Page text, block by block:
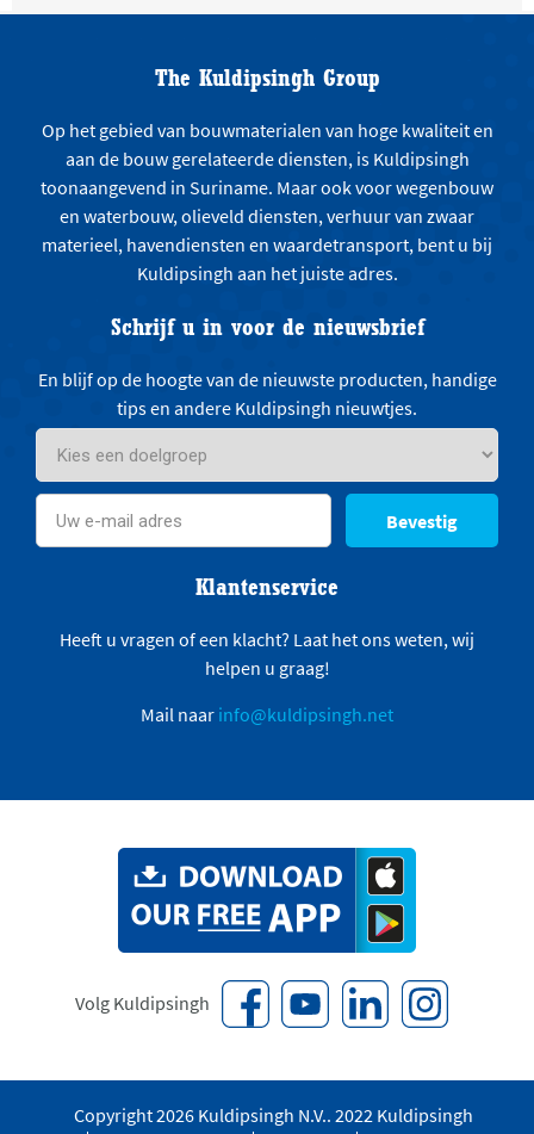
The Kuldipsingh Group
Op het gebied van bouwmaterialen van hoge kwaliteit en
aan de bouw gerelateerde diensten, is Kuldipsingh
toonaangevend in Suriname. Maar ook voor wegenbouw
en waterbouw, olieveld diensten, verhuur van zwaar
materieel, havendiensten en waardetransport, bent u bij
Kuldipsingh aan het juiste adres.
Schrijf u in voor de nieuwsbrief
En blijf op de hoogte van de nieuwste producten, handige
tips en andere Kuldipsingh nieuwtjes.
Bevestig
Klantenservice
Heeft u vragen of een klacht? Laat het ons weten, wij
helpen u graag!
Mail naar info@kuldipsingh.net
Volg Kuldipsingh
Copyright 2026 Kuldipsingh N.V.. 2022 Kuldipsingh